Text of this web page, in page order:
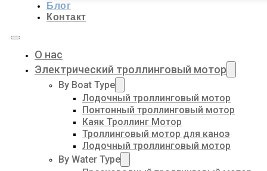
Блог
Контакт
О нас
Электрический троллинговый мотор
By Boat Type
Лодочный троллинговый мотор
Понтонный троллинговый мотор
Каяк Троллинг Мотор
Троллинговый мотор для каноэ
Лодочный троллинговый мотор
By Water Type